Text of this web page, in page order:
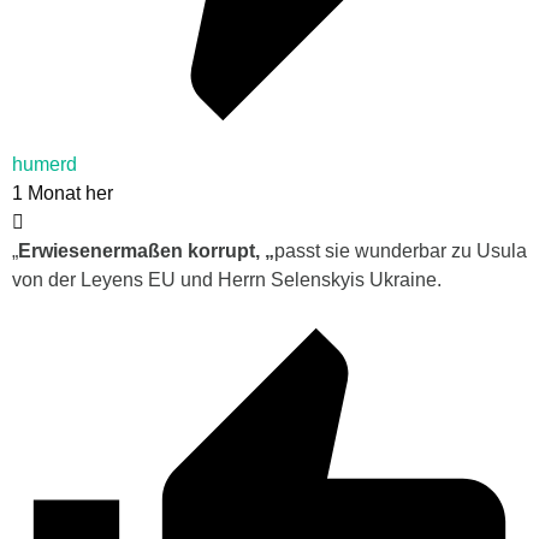
humerd
1 Monat her
„Erwiesenermaßen korrupt, „passt sie wunderbar zu Usula
von der Leyens EU und Herrn Selenskyis Ukraine.